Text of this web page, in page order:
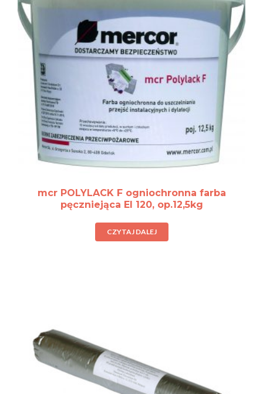
mcr POLYLACK F ogniochronna farba
pęczniejąca EI 120, op.12,5kg
CZYTAJ DALEJ